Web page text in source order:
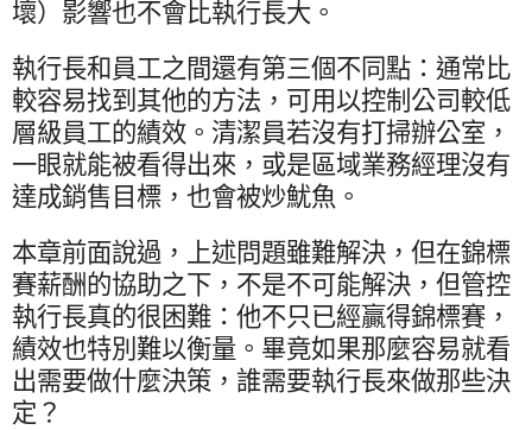
壞）影響也不會比執行長大。
執行長和員工之間還有第三個不同點：通常比
較容易找到其他的方法，可用以控制公司較低
層級員工的績效。清潔員若沒有打掃辦公室，
一眼就能被看得出來，或是區域業務經理沒有
達成銷售目標，也會被炒魷魚。
本章前面說過，上述問題雖難解決，但在錦標
賽薪酬的協助之下，不是不可能解決，但管控
執行長真的很困難：他不只已經贏得錦標賽，
績效也特別難以衡量。畢竟如果那麼容易就看
出需要做什麼決策，誰需要執行長來做那些決
定？